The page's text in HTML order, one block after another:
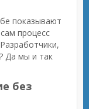
показывают
процесс
Да мы и так
без